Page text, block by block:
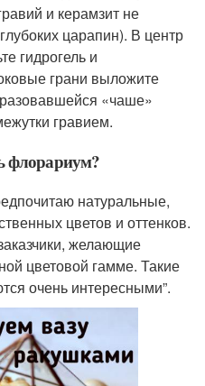
и керамзит не
царапин). В центр
гидрогель и
грани выложите
«чаше»
гравием.
флорариум?
натуральные,
цветов и оттенков.
желающие
цветовой гамме. Такие
очень интересными”.